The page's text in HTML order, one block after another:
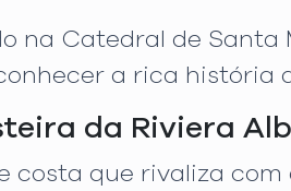
na Catedral de Santa
a rica história
da Riviera
costa que rivaliza